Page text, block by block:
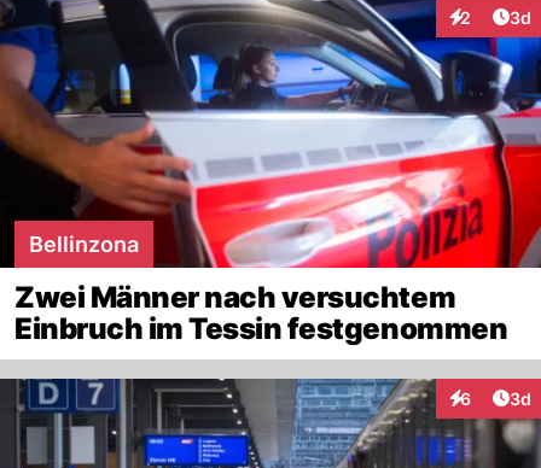
2 3d
Bellinzona
Zwei Männer nach versuchtem
Einbruch im Tessin festgenommen
6 3d